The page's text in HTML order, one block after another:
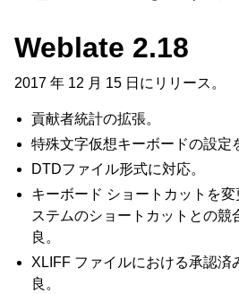
Weblate 2.18
2017 年 12 月 15 日にリリース。
貢献者統計の拡張。
特殊文字仮想キーボードの設定
DTDファイル形式に対応。
キーボード ショートカットを
ステムのショートカットとの競
良。
XLIFF ファイルにおける承認済
良。